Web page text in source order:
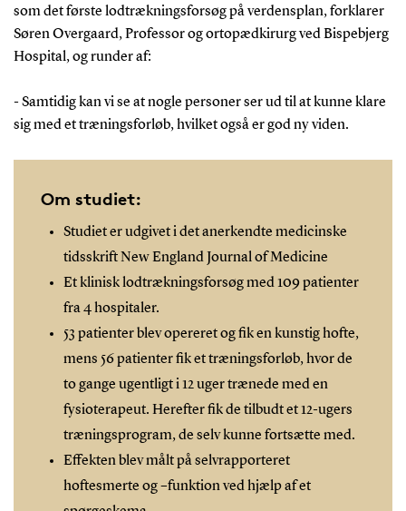
som det første lodtrækningsforsøg på verdensplan, forklarer
Søren Overgaard, Professor og ortopædkirurg ved Bispebjerg
Hospital, og runder af:
- Samtidig kan vi se at nogle personer ser ud til at kunne klare
sig med et træningsforløb, hvilket også er god ny viden.
Om studiet:
Studiet er udgivet i det anerkendte medicinske
tidsskrift New England Journal of Medicine
Et klinisk lodtrækningsforsøg med 109 patienter
fra 4 hospitaler.
53 patienter blev opereret og fik en kunstig hofte,
mens 56 patienter fik et træningsforløb, hvor de
to gange ugentligt i 12 uger trænede med en
fysioterapeut. Herefter fik de tilbudt et 12-ugers
træningsprogram, de selv kunne fortsætte med.
Effekten blev målt på selvrapporteret
hoftesmerte og –funktion ved hjælp af et